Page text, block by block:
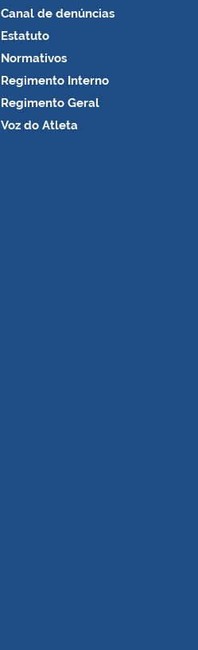
Canal de denúncias
Estatuto
Normativos
Regimento Interno
Regimento Geral
Voz do Atleta